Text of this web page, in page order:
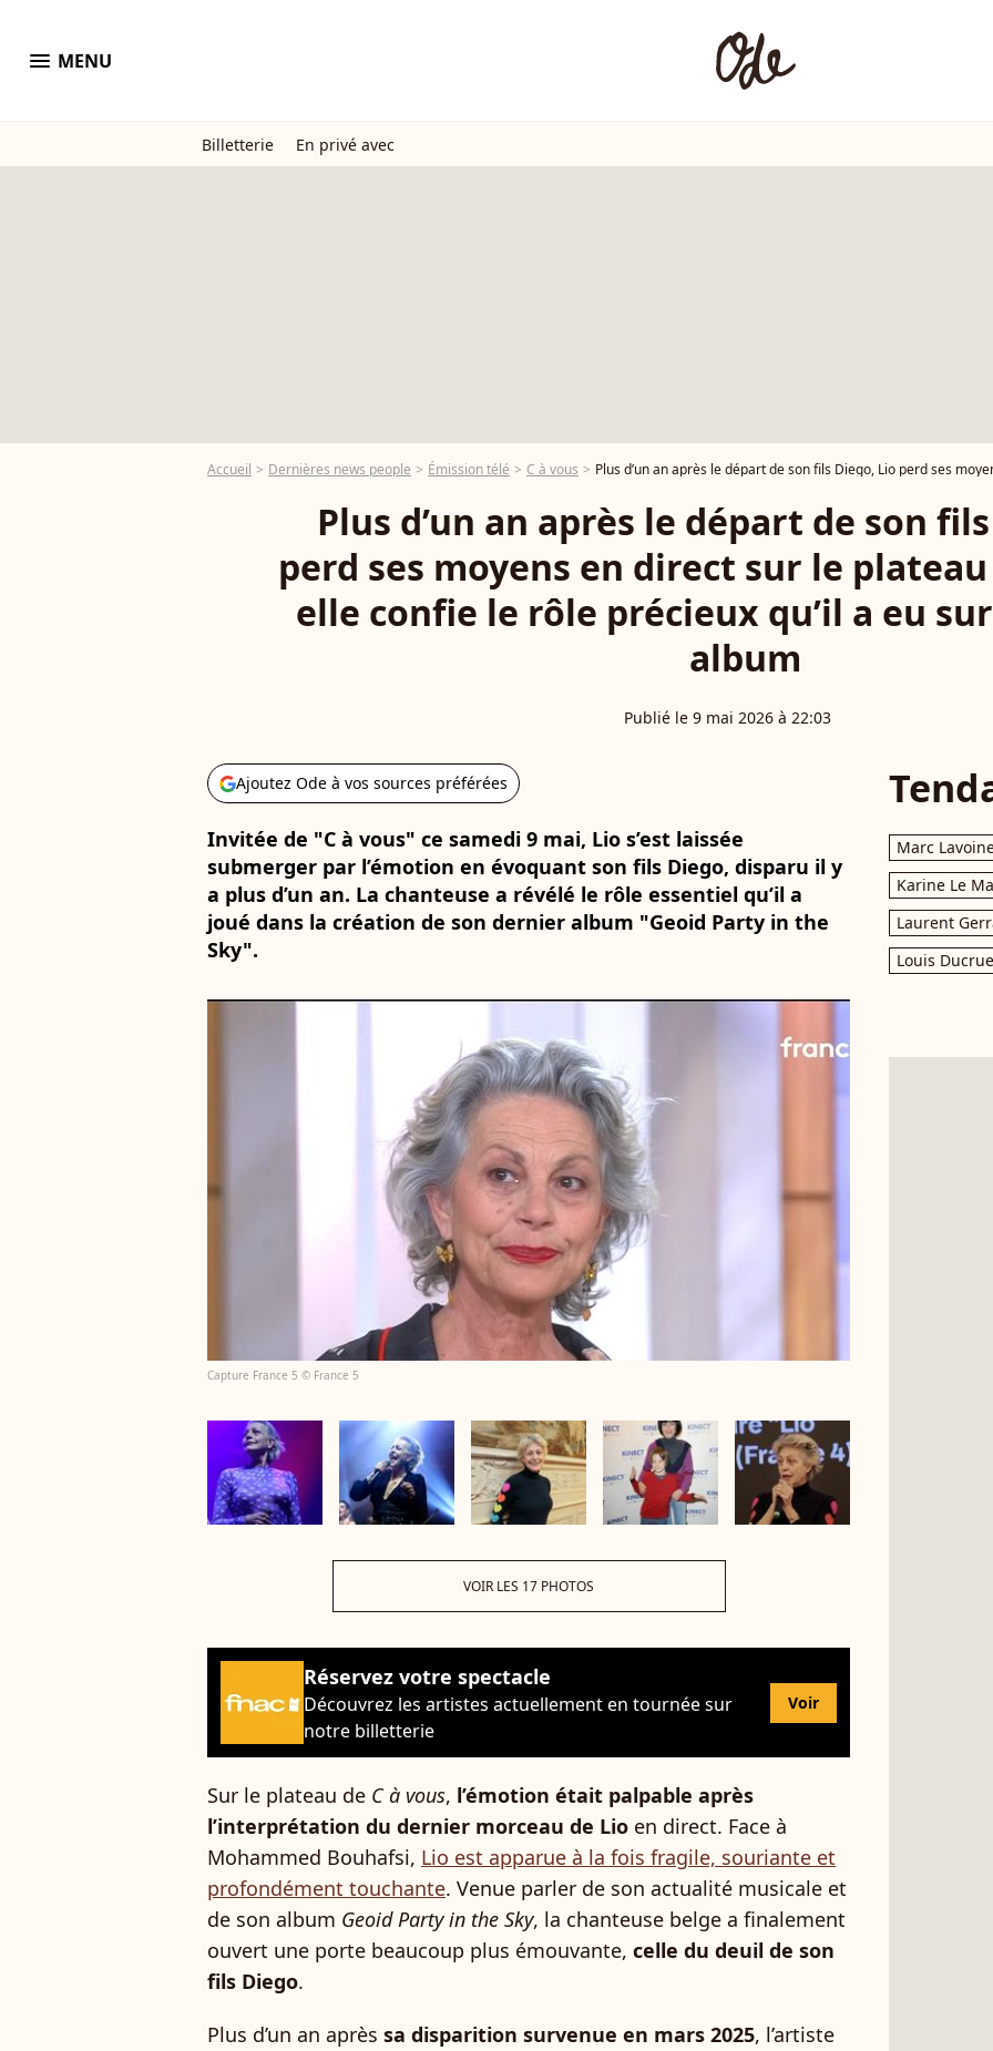
menu MENU
Billetterie En privé avec
Accueil Dernières news people Émission télé C à vous Plus d’un an après le départ de son fils Diego, Lio perd ses moyens en direct sur le plateau de
Plus d’un an après le départ de son
perd ses moyens en direct sur le plateau
elle confie le rôle précieux qu’il a eu
album
Publié le 9 mai 2026 à 22:03
Ajoutez Ode à vos sources préférées
Invitée de "C à vous" ce samedi 9 mai, Lio s’est laissée
submerger par l’émotion en évoquant son fils Diego, disparu il y
a plus d’un an. La chanteuse a révélé le rôle essentiel qu’il a
joué dans la création de son dernier album "Geoid Party in the
Sky".
Capture France 5 © France 5
VOIR LES 17 PHOTOS
Réservez votre spectacle
Découvrez les artistes actuellement en tournée sur
notre billetterie
Voir
Sur le plateau de C à vous, l’émotion était palpable après
l’interprétation du dernier morceau de Lio en direct. Face à
Mohammed Bouhafsi, Lio est apparue à la fois fragile, souriante et
profondément touchante. Venue parler de son actualité musicale et
de son album Geoid Party in the Sky, la chanteuse belge a finalement
ouvert une porte beaucoup plus émouvante, celle du deuil de son
fils Diego.
Plus d’un an après sa disparition survenue en mars 2025, l’artiste
Marc
Karine Le
Laurent
Louis